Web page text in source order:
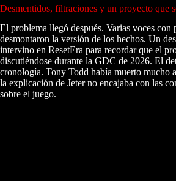
Desmentidos, filtraciones y un proyecto que
El problema llegó después. Varias voces con
desmontaron la versión de los hechos. Un
intervino en ResetEra para recordar que el
discutiéndose durante la GDC de 2026. El
cronología. Tony Todd había muerto mucho
la explicación de Jeter no encajaba con las
sobre el juego.